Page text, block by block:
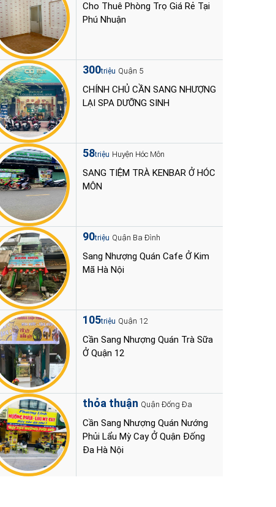
Cho Thuê Phòng Trọ Giá Rẻ Tại
Phú Nhuận
300triệu Quận 5
CHÍNH CHỦ CẦN SANG NHƯỢNG
LẠI SPA DƯỠNG SINH
58triệu Huyện Hóc Môn
SANG TIỆM TRÀ KENBAR Ở HÓC
MÔN
90triệu Quận Ba Đình
Sang Nhượng Quán Cafe Ở Kim
Mã Hà Nội
105triệu Quận 12
Cần Sang Nhượng Quán Trà Sữa
Ở Quận 12
thỏa thuận Quận Đống Đa
Cần Sang Nhượng Quán Nướng
Phủi Lẩu Mỳ Cay Ở Quận Đống
Đa Hà Nội